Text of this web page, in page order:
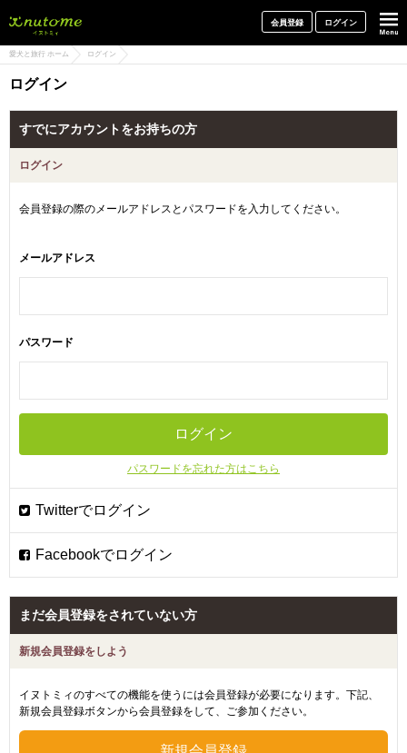
会員登録 ログイン
愛犬と旅行 ホーム ログイン
ログイン
すでにアカウントをお持ちの方
ログイン
会員登録の際のメールアドレスとパスワードを入力してください。
メールアドレス
パスワード
パスワードを忘れた方はこちら
まだ会員登録をされていない方
新規会員登録をしよう
イヌトミィのすべての機能を使うには会員登録が必要になります。下記、
新規会員登録ボタンから会員登録をして、ご参加ください。